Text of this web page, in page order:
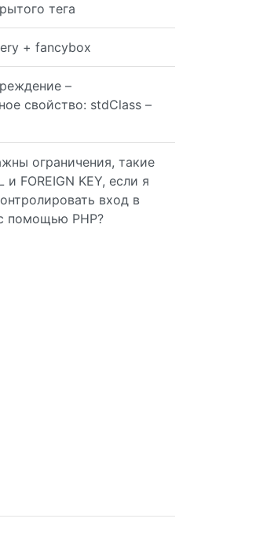
тега
+ fancybox
–
свойство: stdClass –
ограничения, такие
и FOREIGN KEY, если я
вход в
помощью PHP?
>db->insert_id(); return $last_id; }